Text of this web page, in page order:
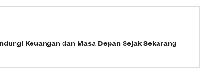
Keuangan dan Masa Depan Sejak Sekarang